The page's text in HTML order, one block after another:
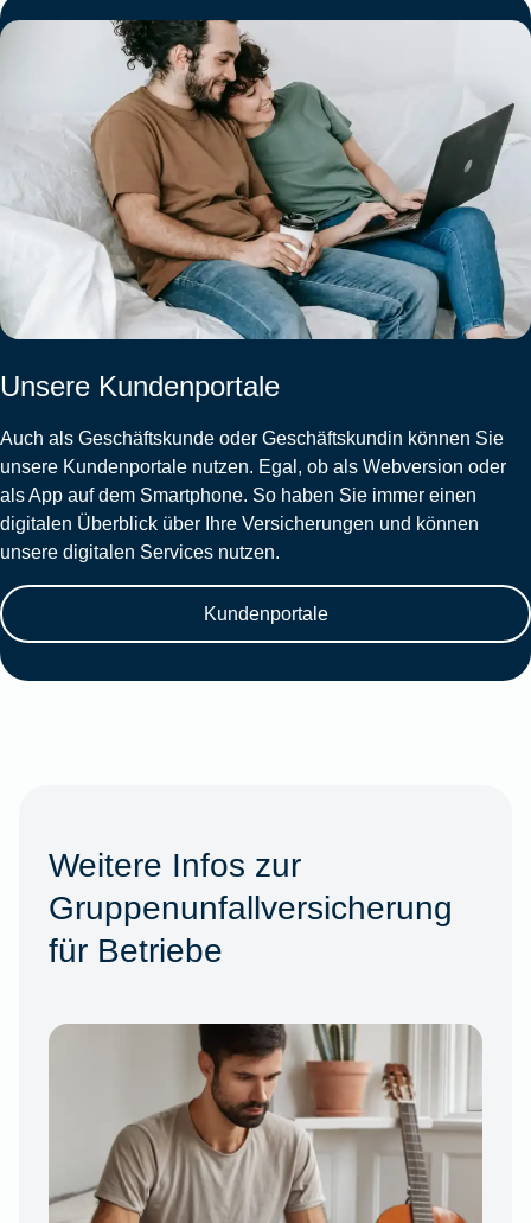
Unsere Kundenportale
Auch als Geschäftskunde oder Geschäftskundin können Sie
unsere Kundenportale nutzen. Egal, ob als Webversion oder
als App auf dem Smartphone. So haben Sie immer einen
digitalen Überblick über Ihre Versicherungen und können
unsere digitalen Services nutzen.
Kundenportale
Weitere Infos zur
Gruppenunfallversicherung
für Betriebe